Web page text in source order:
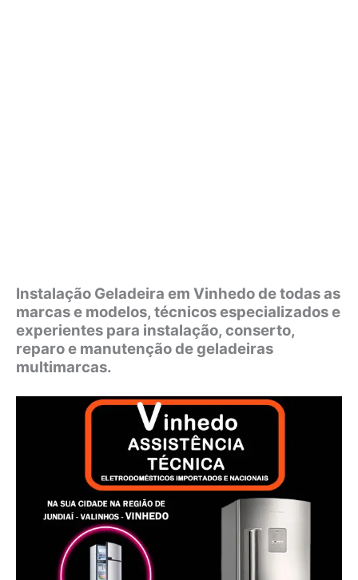
Instalação Geladeira em Vinhedo de todas as
marcas e modelos, técnicos especializados e
experientes para instalação, conserto,
reparo e manutenção de geladeiras
multimarcas.